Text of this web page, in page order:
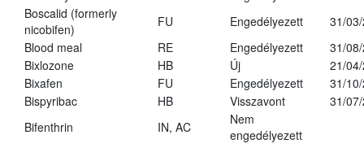
Boscalid (formerly
nicobifen)
FU Engedélyezett
31/
Blood meal
RE Engedélyezett
31/
Bixlozone
HB Új
21/
Bixafen
FU Engedélyezett
31/
Bispyribac
HB Visszavont
31/
Bifenthrin
IN, AC
Nem
engedélyezett